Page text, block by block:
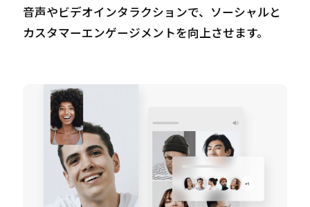
音声やビデオインタラクションで、
ソーシャルと
カスタマーエンゲージメントを向上させます。